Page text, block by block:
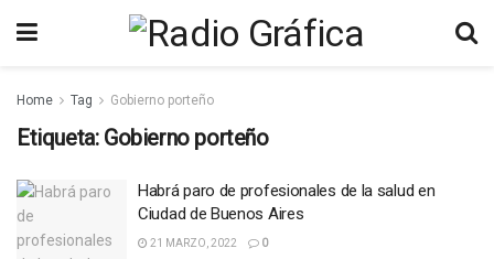
Home Tag Gobierno porteño
Etiqueta: Gobierno porteño
Habrá paro de profesionales de la salud en
Ciudad de Buenos Aires
21 MARZO, 2022 0